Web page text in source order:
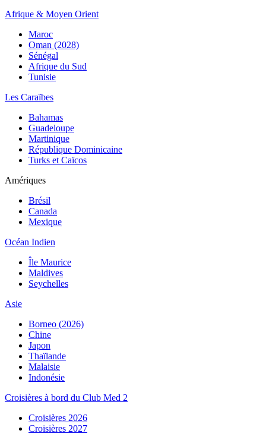
Afrique & Moyen Orient
Maroc
Oman (2028)
Sénégal
Afrique du Sud
Tunisie
Les Caraïbes
Bahamas
Guadeloupe
Martinique
République Dominicaine
Turks et Caïcos
Amériques
Brésil
Canada
Mexique
Océan Indien
Île Maurice
Maldives
Seychelles
Asie
Borneo (2026)
Chine
Japon
Thaïlande
Malaisie
Indonésie
Croisières à bord du Club Med 2
Croisières 2026
Croisières 2027